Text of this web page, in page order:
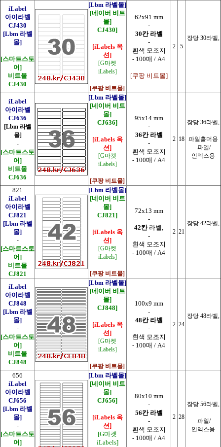
iLabel
아이라벨
CJ430
[Lbm 라벨
몰]
-
[스마트스토
어]
비트몰
CJ430
[Lbm 라벨몰]
[네이버 비트
몰]
CJ430]
[iLabels 옥
션]
[G마켓
iLabels]
[쿠팡 비트몰]
62x91 mm
-
30칸 라벨
-
흰색 모조지
- 100매 / A4
[쿠팡 비트몰]
2 5
장당 30라벨,
iLabel
아이라벨
CJ636
[Lbm 라벨
몰]
-
[스마트스토
어]
비트몰
CJ636
[Lbm 라벨몰]
[네이버 비트
몰]
CJ636]
[iLabels 옥
션]
[G마켓
iLabels]
[쿠팡 비트몰]
95x14 mm
-
36칸 라벨
-
흰색 모조지
- 100매 / A4
2 18
장당 36라벨,
파일홀더용
파일/
인덱스용
821
iLabel
아이라벨
CJ821
[Lbm 라벨
몰]
-
[스마트스토
어]
비트몰
CJ821
[Lbm 라벨몰]
[네이버 비트
몰]
CJ821]
[iLabels 옥
션]
[G마켓
iLabels]
[쿠팡 비트몰]
72x13 mm
-
42칸 라벨,
-
흰색 모조지
- 100매 / A4
2 21
장당 42라벨,
iLabel
아이라벨
CJ848
[Lbm 라벨
몰]
-
[스마트스토
어]
비트몰
CJ848
[Lbm 라벨몰]
[네이버 비트
몰]
CJ848]
[iLabels 옥
션]
[G마켓
iLabels]
[쿠팡 비트몰]
100x9 mm
-
48칸 라벨
-
흰색 모조지
- 100매 / A4
2 24
장당 48라벨,
656
iLabel
아이라벨
CJ656
[Lbm 라벨
몰]
-
[스마트스토
어]
[Lbm 라벨몰]
[네이버 비트
몰]
CJ656]
[iLabels 옥
션]
[G마켓
iLabels]
80x10 mm
-
56칸 라벨
-
흰색 모조지
- 100매 / A4
2 28
장당 56라벨,
파일/
인덱스용